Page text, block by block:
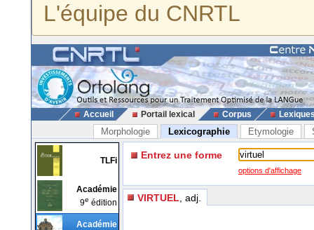
L'équipe du CNRTL
Accueil Portail lexical Corpus
Morphologie Lexicographie Etymologie
TLFi
Académie
9e édition
Académie
Entrez une forme
options d'affichage
VIRTUEL , adj.